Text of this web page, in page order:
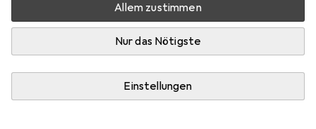
Allem zustimmen
Nur das Nötigste
Einstellungen
Mehr als 10 Stück an Lager beim Drittanbieter
Lieferort angeben für genaue Lieferzeit
StockNet ConnectFR